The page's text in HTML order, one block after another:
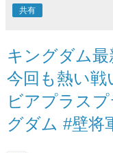
共有
キングダム最
今回も熱い
ビアプラス
グダム #壁将